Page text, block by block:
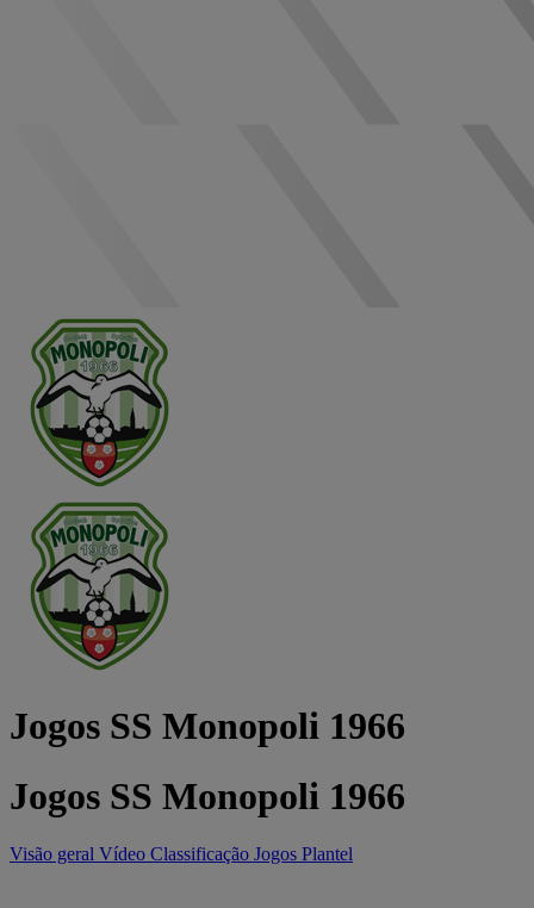
Jogos SS Monopoli 1966
Jogos SS Monopoli 1966
Visão geral Vídeo Classificação Jogos Plantel